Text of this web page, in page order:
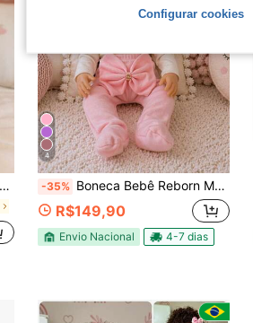
4
-35% Boneca Bebê Reborn Menina Realista com Acessórios Premium Para Presente Pode Banho
R$149,90
Envio Nacional 4-7 dias
Configurar cookies